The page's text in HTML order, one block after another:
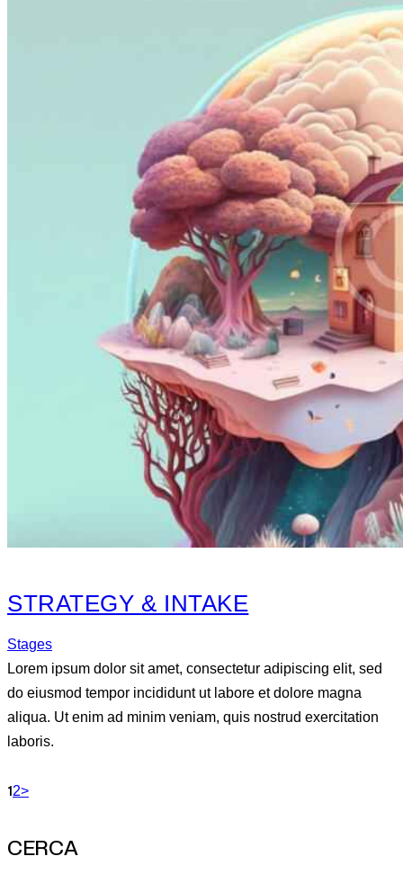
STRATEGY & INTAKE
Stages
Lorem ipsum dolor sit amet, consectetur adipiscing elit, sed
do eiusmod tempor incididunt ut labore et dolore magna
aliqua. Ut enim ad minim veniam, quis nostrud exercitation
laboris.
12>
CERCA